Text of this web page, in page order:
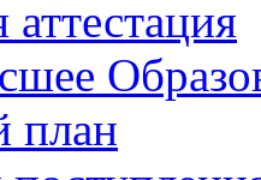
аттестация
план